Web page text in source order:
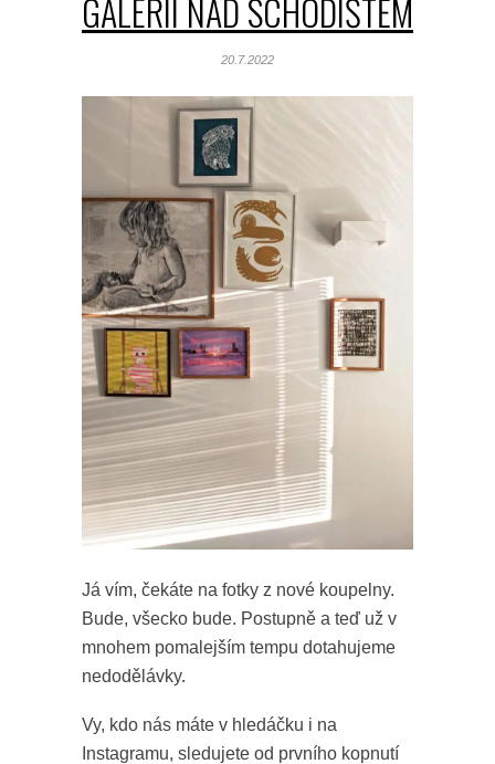
GALERII NAD SCHODIŠTĚM
20.7.2022
Já vím, čekáte na fotky z nové koupelny.
Bude, všecko bude. Postupně a teď už v
mnohem pomalejším tempu dotahujeme
nedodělávky.
Vy, kdo nás máte v hledáčku i na
Instagramu, sledujete od prvního kopnutí